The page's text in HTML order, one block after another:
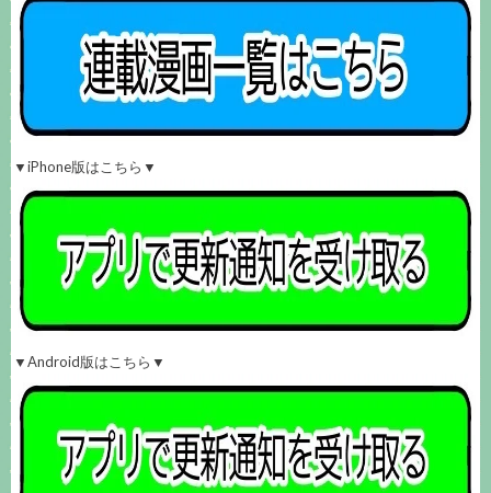
▼iPhone版はこちら▼
▼Android版はこちら▼